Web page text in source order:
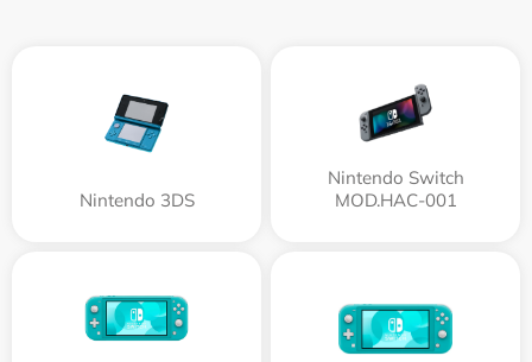
Nintendo 3DS
Nintendo Switch
MOD.HAC-001